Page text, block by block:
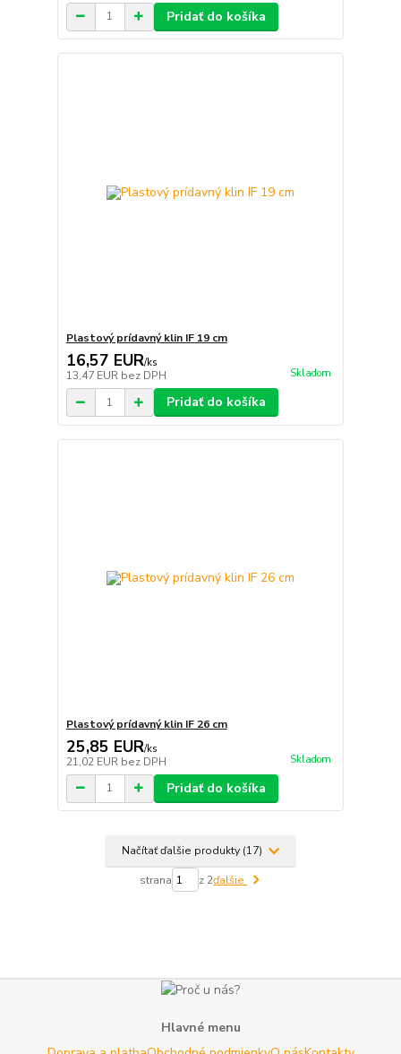
Pridať do košíka
Plastový prídavný klin IF 19 cm
16,57 EUR/ks
13,47 EUR bez DPH Skladom
Pridať do košíka
Plastový prídavný klin IF 26 cm
25,85 EUR/ks
21,02 EUR bez DPH Skladom
Pridať do košíka
Načítať ďalšie produkty (17)
strana z 2ďalšie
Hlavné menu